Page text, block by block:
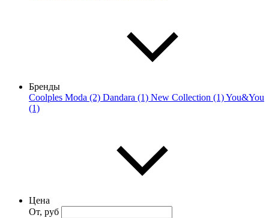
Бренды
Coolples Moda (2) Dandara (1) New Collection (1)You&You
(1)
Цена
От, руб